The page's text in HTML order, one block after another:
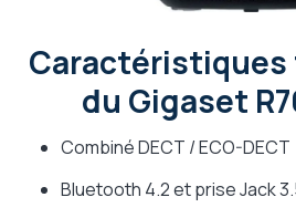
du Gigaset
Combiné DECT / ECO-DECT
Bluetooth 4.2 et prise Jack